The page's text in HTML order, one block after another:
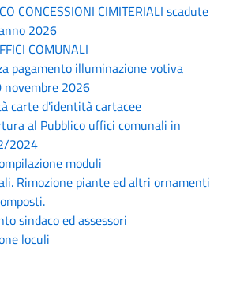
CONCESSIONI CIMITERIALI scadute
2026
COMUNALI
pagamento illuminazione votiva
2026
carte d'identità cartacee
al Pubblico uffici comunali in
2024
moduli
Rimozione piante ed altri ornamenti
sindaco ed assessori
loculi